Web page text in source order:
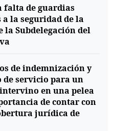
falta de guardias
la seguridad de la
la Subdelegación del
de indemnización y
servicio para un
en una pelea
de contar con
jurídica de